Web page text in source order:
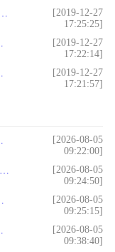
[2019-12-27
17:25:25]
[2019-12-27
17:22:14]
[2019-12-27
17:21:57]
[2026-08-05
09:22:00]
[2026-08-05
09:24:50]
[2026-08-05
09:25:15]
[2026-08-05
09:38:40]